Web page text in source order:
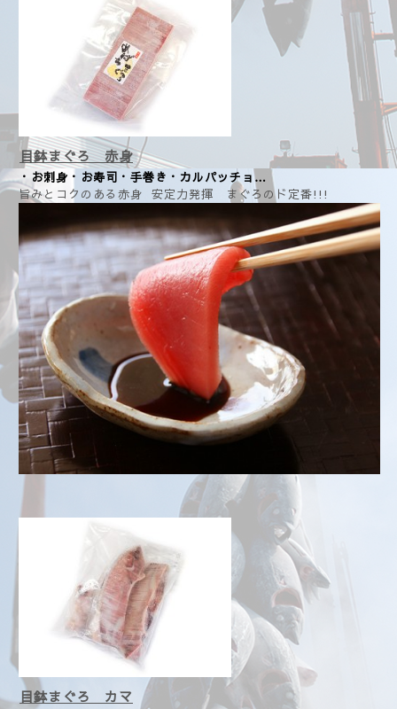
目鉢まぐろ 赤身
・お刺身・お寿司・手巻き・カルパッチョ…
旨みとコクのある赤身 安定力発揮 まぐろのド定番!!!
目鉢まぐろ カマ